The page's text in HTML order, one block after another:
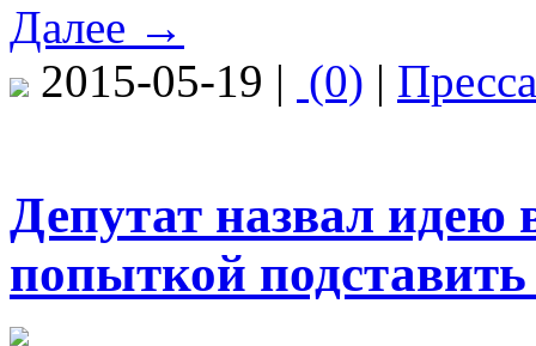
Далее →
2015-05-19 | (0) | Пресса
Депутат назвал идею
попыткой